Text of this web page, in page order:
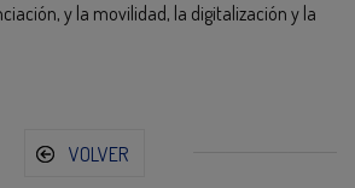
y la movilidad, la digitalización y la
VOLVER